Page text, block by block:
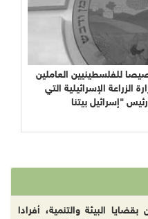
للفلسطينيين العاملين
الإسرائيلية التي
البيئة والتنمية، أفرادا